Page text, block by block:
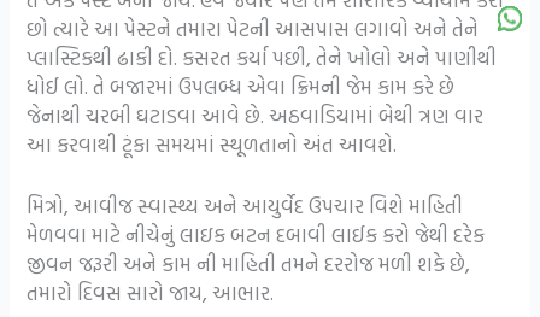
છો ત્યારે આ પેસ્ટને તમારા પેટની આસપાસ લગાવો અને તેને
પ્લાસ્ટિકથી ઢાકી દો. કસરત કર્યા પછી, તેને ખોલો અને પાણીથી
ધોઈ લો. તે બજારમાં ઉપલબ્ધ એવા ક્રિમની જેમ કામ કરે છે
જેનાથી ચરબી ઘટાડવા આવે છે. અઠવાડિયામાં બેથી ત્રણ વાર
આ કરવાથી ટૂંકા સમયમાં સ્થૂળતાનો અંત આવશે.
મિત્રો, આવીજ સ્વાસ્થ્ય અને આયુર્વેદ ઉપચાર વિશે માહિતી
મેળવવા માટે નીચેનું લાઇક બટન દબાવી લાઈક કરો જેથી દરેક
જીવન જરૂરી અને કામ ની માહિતી તમને દરરોજ મળી શકે છે,
તમારો દિવસ સારો જાય, આભાર.